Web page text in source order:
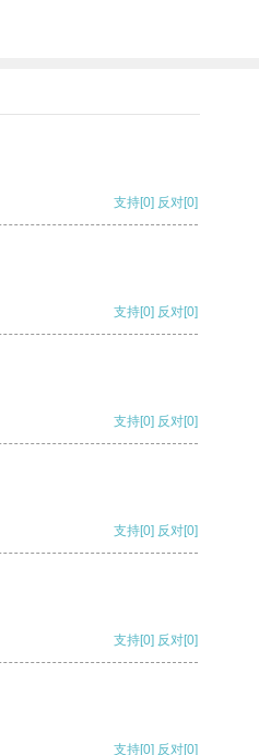
支持[0] 反对[0]
支持[0] 反对[0]
支持[0] 反对[0]
支持[0] 反对[0]
支持[0] 反对[0]
支持[0] 反对[0]